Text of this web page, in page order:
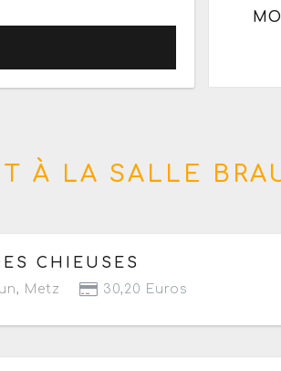
À LA SALLE
2026 à partir de 20h
CHIEUSES
, Metz 30,20 Euros